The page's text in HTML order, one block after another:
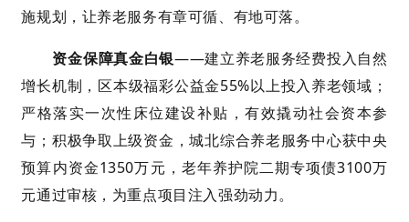
施规划，让养老服务有章可循、有地可落。
资金保障真金白银——建立养老服务经费投入自然
增长机制，区本级福彩公益金55%以上投入养老领域；
严格落实一次性床位建设补贴，有效撬动社会资本参
与；积极争取上级资金，城北综合养老服务中心获中央
预算内资金1350万元，老年养护院二期专项债3100万
元通过审核，为重点项目注入强劲动力。